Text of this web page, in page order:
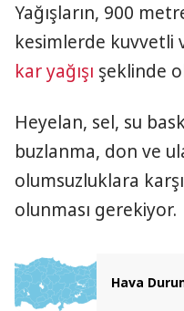
Yağışların, 900
kesimlerde kuvvetli
kar yağışı şeklinde
Heyelan, sel, su
buzlanma, don ve
olumsuzluklara
olunması gerekiyor.
Hava